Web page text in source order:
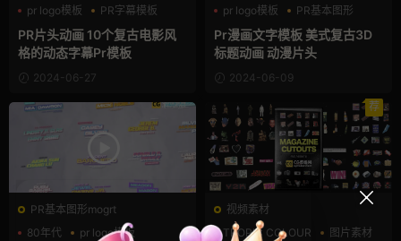
pr logo模板
PR字幕模板
复古风
PR片头动画 10个复古电影风
格的动态字幕Pr模板
2024-06-27
pr logo模板
PR基本图形
三维
Pr漫画文字模板 美式复古3D
标题动画 动漫片头
2024-06-09
PR基本图形mogrt
80年代
pr logo模板
视频素材
TROPIC COLOUR
图片素材
荐